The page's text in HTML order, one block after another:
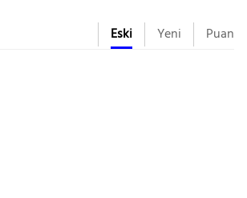
Eski Yeni Puan